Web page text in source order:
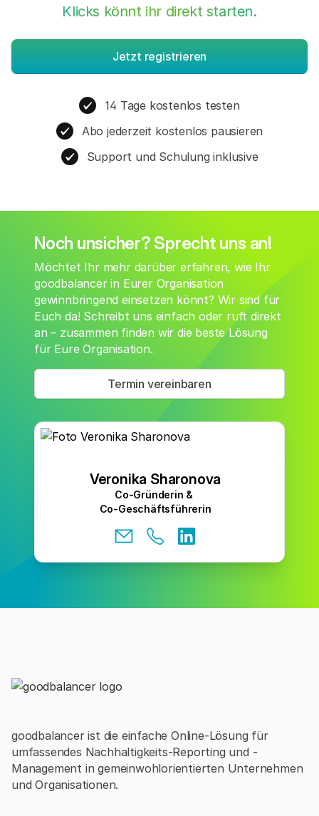
Klicks könnt ihr direkt starten.
Jetzt registrieren
14 Tage kostenlos testen
Abo jederzeit kostenlos pausieren
Support und Schulung inklusive
Noch unsicher? Sprecht uns an!
Möchtet Ihr mehr darüber erfahren, wie Ihr
goodbalancer in Eurer Organisation
gewinnbringend einsetzen könnt? Wir sind für
Euch da! Schreibt uns einfach oder ruft direkt
an – zusammen finden wir die beste Lösung
für Eure Organisation.
Termin vereinbaren
Veronika Sharonova
Co-Gründerin &
Co-Geschäftsführerin
goodbalancer ist die einfache Online-Lösung für
umfassendes Nachhaltigkeits-Reporting und -
Management in gemeinwohlorientierten Unternehmen
und Organisationen.